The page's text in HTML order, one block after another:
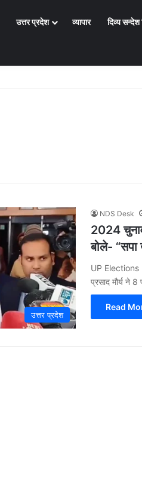
उत्तर प्रदेश व्यापार दिव्य सन्देश
उत्तर प्रदेश
NDS Desk
2024
बोले-
UP Elections
प्रसाद मौर्य ने
Read